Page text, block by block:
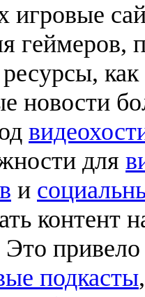
игровые
геймеров,
как
новости
для
и
контент
подкасты